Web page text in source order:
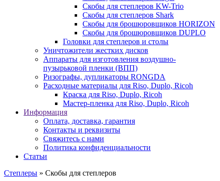
Скобы для степлеров KW-Trio
Скобы для степлеров Shark
Скобы для брошюровщиков HORIZON
Скобы для брошюровщиков DUPLO
Головки для степлеров и столы
Уничтожители жестких дисков
Аппараты для изготовления воздушно-
пузырьковой пленки (ВПП)
Ризографы, дупликаторы RONGDA
Расходные материалы для Riso, Duplo, Ricoh
Краска для Riso, Duplo, Ricoh
Мастер-пленка для Riso, Duplo, Ricoh
Информация
Оплата, доставка, гарантия
Контакты и реквизиты
Свяжитесь с нами
Политика конфиденциальности
Статьи
Степлеры » Скобы для степлеров